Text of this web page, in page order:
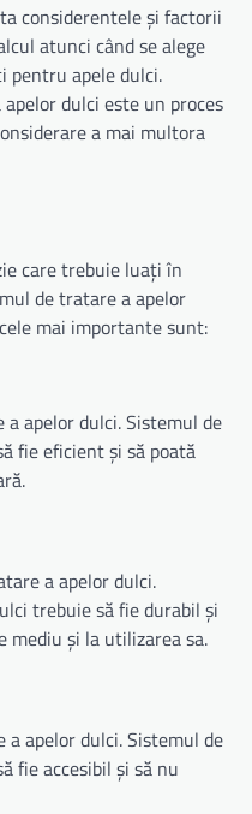
considerentele și factorii
atunci când se alege
pentru apele dulci.
dulci este un proces
a mai multora
care trebuie luați în
de tratare a apelor
mai importante sunt:
apelor dulci. Sistemul de
fie eficient și să poată
a apelor dulci.
trebuie să fie durabil și
mediu și la utilizarea sa.
apelor dulci. Sistemul de
fie accesibil și să nu